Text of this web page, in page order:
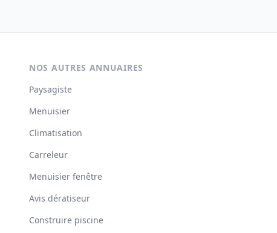
NOS AUTRES ANNUAIRES
Paysagiste
Menuisier
Climatisation
Carreleur
Menuisier fenêtre
Avis dératiseur
Construire piscine